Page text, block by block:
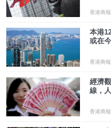
香港商報
本港
或在
香港商報
經濟
線，
香港商報